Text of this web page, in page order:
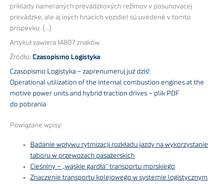
príklady nameraných prevádzkových režimov v posunovacej
prevádzke, ale aj iných hnacích vozidiel sú uvedené v tomto
príspevku. (…)
Artykuł zawiera 14807 znaków.
Źródło: Czasopismo Logistyka
Czasopismo Logistyka – zaprenumeruj już dziś!
Operational utilization of the internal combustion engines at the
motive power units and hybrid traction drives – plik PDF
do pobrania
Powiązane wpisy:
Badanie wpływu rytmizacji rozkładu jazdy na wykorzystanie
taboru w przewozach pasażerskich
Cieśniny – „wąskie gardła” transportu morskiego
Znaczenie transportu kolejowego w systemie logistycznym